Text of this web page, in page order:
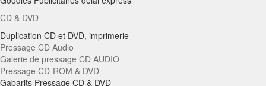
CD & DVD
Duplication CD et DVD, imprimerie
Pressage CD Audio
Galerie de pressage CD AUDIO
Pressage CD-ROM & DVD
Gabarits Pressage CD & DVD